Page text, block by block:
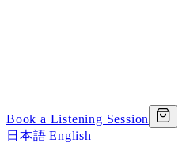
Book a Listening Session
日本語|English